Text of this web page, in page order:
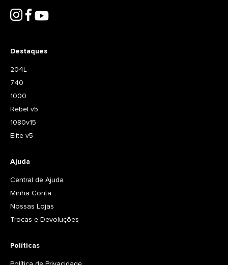
Destaques
204L
740
1000
Rebel v5
1080v15
Elite v5
Ajuda
Central de Ajuda
Minha Conta
Nossas Lojas
Trocas e Devoluções
Políticas